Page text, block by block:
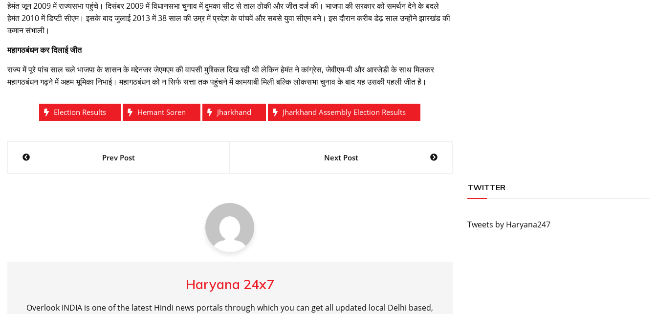
हेमंत जून 2009 में राज्यसभा पहुंचे। दिसंबर 2009 में विधानसभा चुनाव में दुमका सीट से ताल ठोकी और जीत दर्ज की। भाजपा की सरकार को समर्थन देने के बदले
हेमंत 2010 में डिप्टी सीएम। इसके बाद जुलाई 2013 में 38 साल की उम्र में प्रदेश के पांचवें और सबसे युवा सीएम बने। इस दौरान करीब डेढ़ साल उन्होंने झारखंड की
कमान संभाली।
महागठबंधन कर दिलाई जीत
राज्य में पूरे पांच साल चले भाजपा के शासन के मद्देनजर जेएमएम की वापसी मुश्किल दिख रही थी लेकिन हेमंत ने कांग्रेस, जेवीएम-पी और आरजेडी के साथ मिलकर
महागठबंधन गढ़ने में अहम भूमिका निभाई। महागठबंधन को न सिर्फ सत्ता तक पहुंचने में कामयाबी मिली बल्कि लोकसभा चुनाव के बाद यह उसकी पहली जीत है।
Election Results Hemant Soren Jharkhand Jharkhand Assembly Election Results
Post
Prev Post Next Post
Haryana 24x7
Overlook INDIA is one of the latest Hindi news portals through which you can get all updated local Delhi based,
TWITTER
Tweets by Haryana247